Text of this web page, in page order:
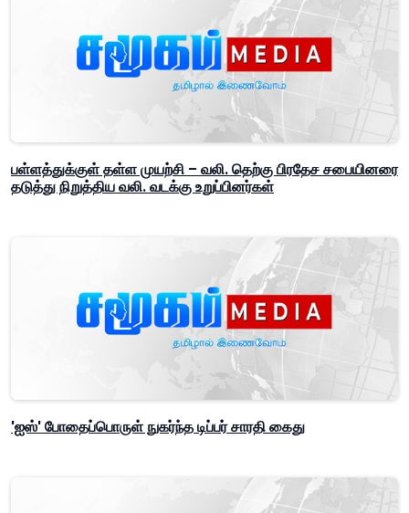
பள்ளத்துக்குள் தள்ள முயற்சி – வலி. தெற்கு பிரதேச சபையினரை
தடுத்து நிறுத்திய வலி. வடக்கு உறுப்பினர்கள்
'ஐஸ்' போதைப்பொருள் நுகர்ந்த டிப்பர் சாரதி கைது